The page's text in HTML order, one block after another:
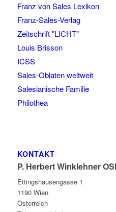
Franz von Sales Lexikon
Franz-Sales-Verlag
Zeitschrift "LICHT"
Louis Brisson
ICSS
Sales-Oblaten weltweit
Salesianische Familie
Philothea
KONTAKT
P. Herbert Winklehner
Ettingshausengasse 1
1190 Wien
Österreich